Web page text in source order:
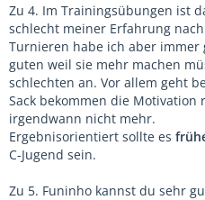
Zu 4. Im Trainingsübungen ist
schlecht meiner Erfahrung
Turnieren habe ich aber immer
guten weil sie mehr machen
schlechten an. Vor allem geht
Sack bekommen die
irgendwann nicht mehr.
Ergebnisorientiert sollte es
C-Jugend sein.
Zu 5. Funinho kannst du sehr